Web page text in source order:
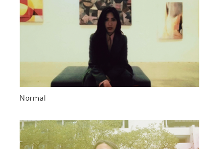
Normal